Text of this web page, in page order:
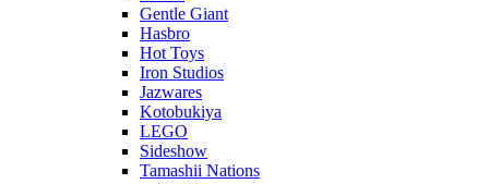
Gentle Giant
Hasbro
Hot Toys
Iron Studios
Jazwares
Kotobukiya
LEGO
Sideshow
Tamashii Nations